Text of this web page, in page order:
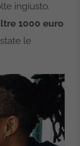
ingiusto.
1000 euro
le